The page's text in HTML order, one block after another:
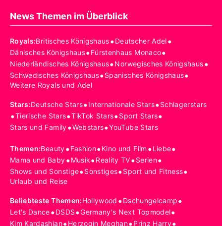
News Themen im Überblick
Royals:Britisches Königshaus•Deutscher Adel•
Dänisches Königshaus•Fürstenhaus Monaco•
Niederländisches Königshaus•Norwegisches Königshaus•
Schwedisches Königshaus•Spanisches Königshaus•
Weitere Royals und Adel
Stars:Deutsche Stars•Internationale Stars•Schlagerstars
•Tierische Stars•TikTok Stars•Sport Stars•
Stars und Family•Webstars•YouTube Stars
Themen:Beauty•Fashion•Kino und Film •Liebe•
Mama und Baby•Musik•Reality TV•Serien•
Shows und Sonstige•Sonstiges•Sport und Fitness•
Urlaub und Reise
Beliebteste Themen:Hollywood •Dschungelcamp•
Let's Dance•DSDS•Germany's Next Topmodel•
Kim Kardashian Herzogin Meghan Prinz Harry